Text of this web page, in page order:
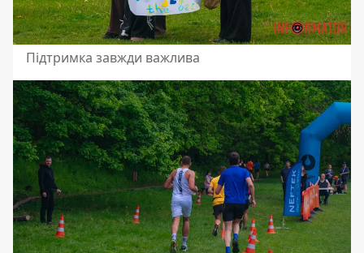
Підтримка завжди важлива